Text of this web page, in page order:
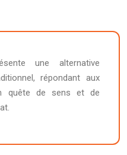
une alternative
répondant aux
quête de sens et de